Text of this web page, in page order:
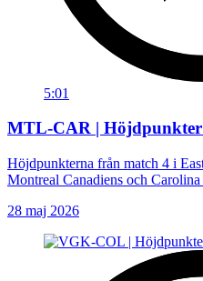
5:01
MTL-CAR |
Höjdpunkterna från match 4 i
Montreal Canadiens och
28 maj 2026